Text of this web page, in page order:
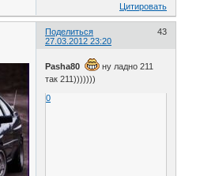
Цитировать
Поделиться
43
27.03.2012 23:20
Pasha80
ну ладно 211
так 211)))))))
0